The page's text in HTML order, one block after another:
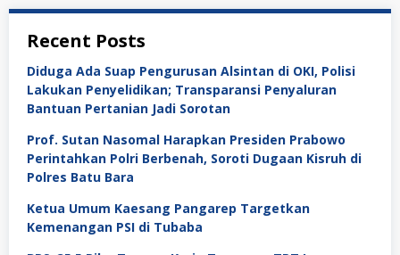
Recent Posts
Diduga Ada Suap Pengurusan Alsintan di OKI, Polisi
Lakukan Penyelidikan; Transparansi Penyaluran
Bantuan Pertanian Jadi Sorotan
Prof. Sutan Nasomal Harapkan Presiden Prabowo
Perintahkan Polri Berbenah, Soroti Dugaan Kisruh di
Polres Batu Bara
Ketua Umum Kaesang Pangarep Targetkan
Kemenangan PSI di Tubaba